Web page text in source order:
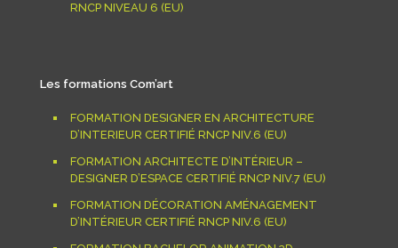
RNCP NIVEAU 6 (EU)
Les formations Com’art
FORMATION DESIGNER EN ARCHITECTURE
D’INTERIEUR CERTIFIÉ RNCP NIV.6 (EU)
FORMATION ARCHITECTE D’INTÉRIEUR –
DESIGNER D’ESPACE CERTIFIÉ RNCP NIV.7 (EU)
FORMATION DÉCORATION AMÉNAGEMENT
D’INTÉRIEUR CERTIFIÉ RNCP NIV.6 (EU)